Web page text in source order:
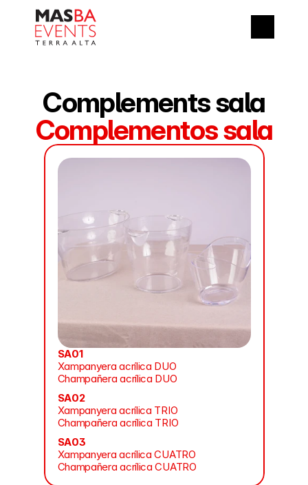
Complements sala
Complementos sala
SA01
Xampanyera acrílica DUO
Champañera acrílica DUO
SA02
Xampanyera acrílica TRIO
Champañera acrílica TRIO
SA03
Xampanyera acrílica CUATRO
Champañera acrílica CUATRO